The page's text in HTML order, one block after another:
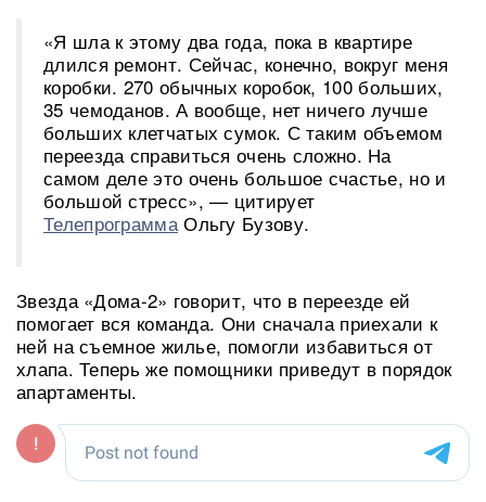
«Я шла к этому два года, пока в квартире
длился ремонт. Сейчас, конечно, вокруг меня
коробки. 270 обычных коробок, 100 больших,
35 чемоданов. А вообще, нет ничего лучше
больших клетчатых сумок. С таким объемом
переезда справиться очень сложно. На
самом деле это очень большое счастье, но и
большой стресс», — цитирует
ТелепрограммаОльгу Бузову.
Звезда «Дома-2» говорит, что в переезде ей
помогает вся команда. Они сначала приехали к
ней на съемное жилье, помогли избавиться от
хлапа. Теперь же помощники приведут в порядок
апартаменты.